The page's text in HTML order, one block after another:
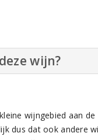
wijn?
wijngebied aan
dus dat ook andere